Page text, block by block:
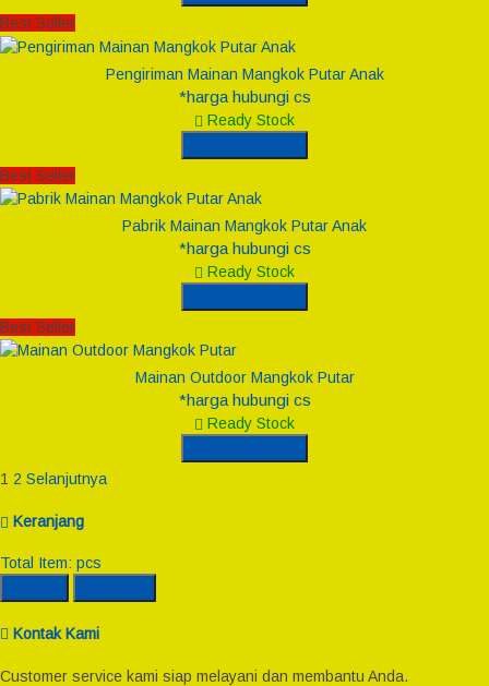
Best Seller
Pengiriman Mainan Mangkok Putar Anak
*harga hubungi cs
Ready Stock
Best Seller
Pabrik Mainan Mangkok Putar Anak
*harga hubungi cs
Ready Stock
Best Seller
Mainan Outdoor Mangkok Putar
*harga hubungi cs
Ready Stock
1 2 Selanjutnya
Keranjang
Total Item: pcs
Kontak Kami
Customer service kami siap melayani dan membantu Anda.